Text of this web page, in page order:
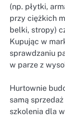
(np. płytki,
przy ciężkich
belki, stropy)
Kupując w
sprawdzaniu
w parze z
Hurtownie
samą
szkolenia dla